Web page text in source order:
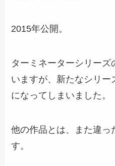
2015年公開。
ターミネーターシリーズ
いますが、新たなシリー
になってしまいました。
他の作品とは、また違っ
す。